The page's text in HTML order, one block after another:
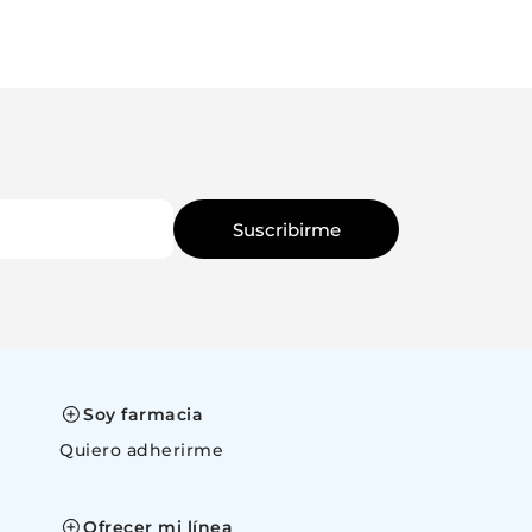
Suscribirme
Soy farmacia
Quiero adherirme
Ofrecer mi línea